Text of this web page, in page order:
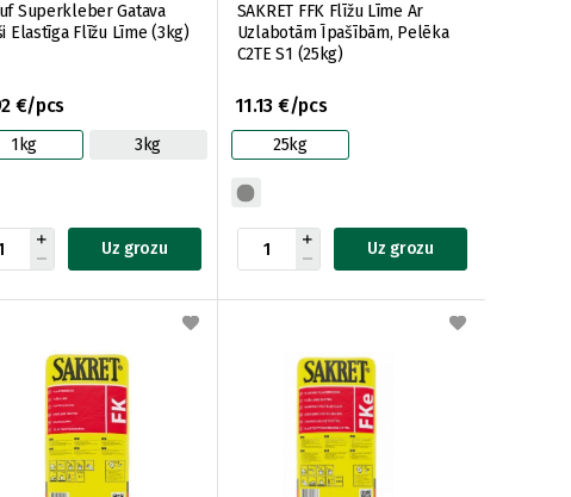
Superkleber Gatava
Elastīga Flīžu Līme (3kg)
€/pcs
1kg 3kg
Uz grozu
SAKRET FFK Flīžu Līme Ar
Uzlabotām Īpašībām, Pelēka
C2TE S1 (25kg)
11.13 €/pcs
25kg
Uz grozu